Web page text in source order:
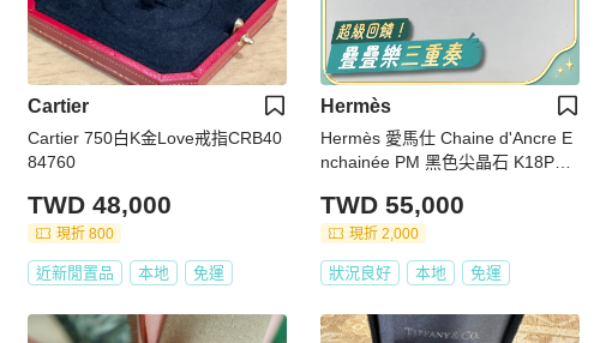
Cartier
Cartier 750白K金Love戒指CRB40
84760
TWD 48,000
現折 800
近新閒置品 本地 免運
Hermès
Hermès 愛馬仕 Chaine d'Ancre E
nchainée PM 黑色尖晶石 K18PG
TWD 55,000
現折 2,000
狀況良好 本地 免運